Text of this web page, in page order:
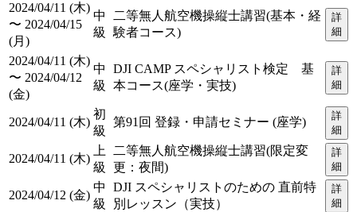
2024/04/11 (木)
〜 2024/04/15
(月)
中
級
二等無人航空機操縦士講習(基本・経
験者コース)
詳
細
2024/04/11 (木)
〜 2024/04/12
(金)
中
級
DJI CAMP スペシャリスト検定 基
本コース(座学・実技)
詳
細
2024/04/11 (木)
初
級
第91回 登録・申請セミナー (座学)
詳
細
2024/04/11 (木)
上
級
二等無人航空機操縦士講習(限定変
更：夜間)
詳
細
2024/04/12 (金)
中
級
DJI スペシャリストのための 直前特
別レッスン（実技）
詳
細